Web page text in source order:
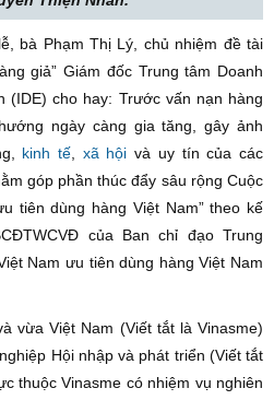
bà Phạm Thị Lý, chủ nhiệm đề tài
giả” Giám đốc Trung tâm Doanh
(IDE) cho hay: Trước vấn nạn hàng
ngày càng gia tăng, gây ảnh
kinh tế, xã hội và uy tín của các
góp phần thúc đẩy sâu rộng Cuộc
tiên dùng hàng Việt Nam” theo kế
của Ban chỉ đạo Trung
Nam ưu tiên dùng hàng Việt Nam
vừa Việt Nam (Viết tắt là Vinasme)
Hội nhập và phát triển (Viết tắt
thuộc Vinasme có nhiệm vụ nghiên